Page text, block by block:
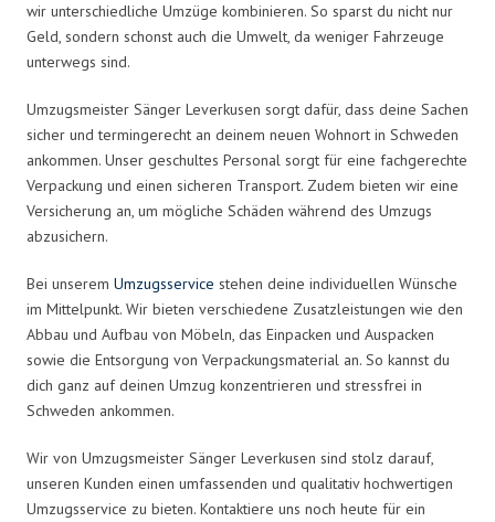
wir unterschiedliche Umzüge kombinieren. So sparst du nicht nur
Geld, sondern schonst auch die Umwelt, da weniger Fahrzeuge
unterwegs sind.
Umzugsmeister Sänger Leverkusen sorgt dafür, dass deine Sachen
sicher und termingerecht an deinem neuen Wohnort in Schweden
ankommen. Unser geschultes Personal sorgt für eine fachgerechte
Verpackung und einen sicheren Transport. Zudem bieten wir eine
Versicherung an, um mögliche Schäden während des Umzugs
abzusichern.
Bei unserem Umzugsservice stehen deine individuellen Wünsche
im Mittelpunkt. Wir bieten verschiedene Zusatzleistungen wie den
Abbau und Aufbau von Möbeln, das Einpacken und Auspacken
sowie die Entsorgung von Verpackungsmaterial an. So kannst du
dich ganz auf deinen Umzug konzentrieren und stressfrei in
Schweden ankommen.
Wir von Umzugsmeister Sänger Leverkusen sind stolz darauf,
unseren Kunden einen umfassenden und qualitativ hochwertigen
Umzugsservice zu bieten. Kontaktiere uns noch heute für ein